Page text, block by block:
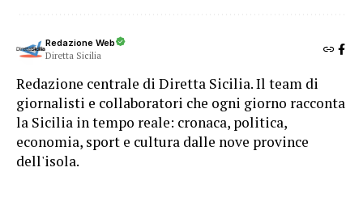
Redazione Web
Diretta Sicilia
Redazione centrale di Diretta Sicilia. Il team di
giornalisti e collaboratori che ogni giorno racconta
la Sicilia in tempo reale: cronaca, politica,
economia, sport e cultura dalle nove province
dell'isola.